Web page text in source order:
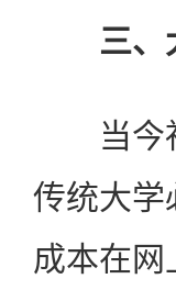
三、
当今社
传统大学
成本在